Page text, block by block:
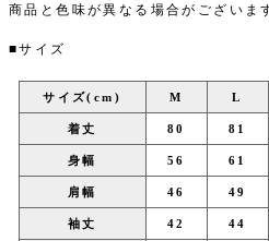
商品と色味が異なる場合がございま
■サイズ
サイズ(cm) M L
着丈 80 81
身幅 56 61
肩幅 46 49
袖丈 42 44